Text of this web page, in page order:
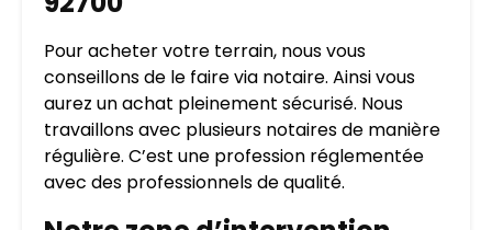
Pour acheter votre terrain, nous vous
conseillons de le faire via notaire. Ainsi vous
aurez un achat pleinement sécurisé. Nous
travaillons avec plusieurs notaires de manière
régulière. C’est une profession réglementée
avec des professionnels de qualité.